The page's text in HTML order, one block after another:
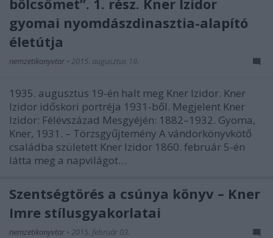
bölcsőmet”. 1. rész. Kner Izidor
gyomai nyomdászdinasztia-alapító
életútja
nemzetikonyvtar • 2015. augusztus 19.
1935. augusztus 19-én halt meg Kner Izidor. Kner
Izidor időskori portréja 1931-ből. Megjelent Kner
Izidor: Félévszázad Mesgyéjén: 1882–1932. Gyoma,
Kner, 1931. – Törzsgyűjtemény A vándorkönyvkötő
családba született Kner Izidor 1860. február 5-én
látta meg a napvilágot…
Szentségtörés a csúnya könyv – Kner
Imre stílusgyakorlatai
nemzetikonyvtar • 2015. február 03.